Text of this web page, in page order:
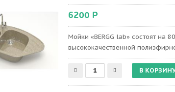
6200 Р
Мойки «BERGG lab» состоят на
высококачественной